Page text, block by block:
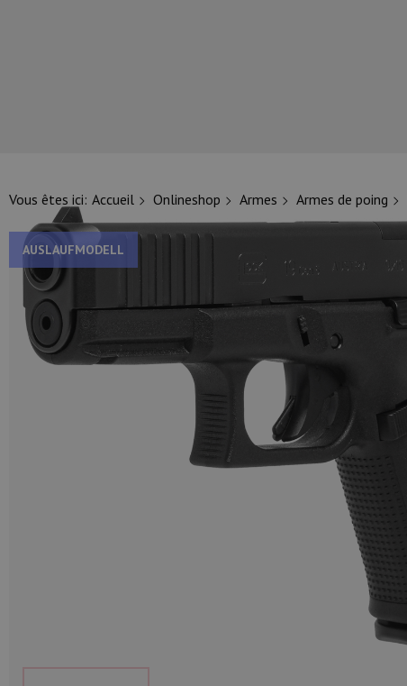
Vous êtes ici: Accueil Onlineshop Armes Armes de poing
AUSLAUFMODELL